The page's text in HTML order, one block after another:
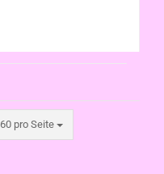
60 pro Seite
pro Seite